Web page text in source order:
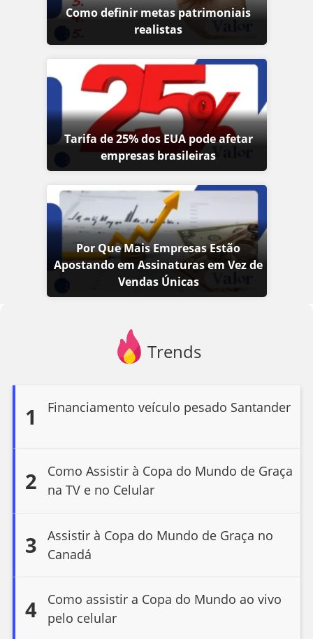
Como definir metas patrimoniais
realistas
Tarifa de 25% dos EUA pode afetar
empresas brasileiras
Por Que Mais Empresas Estão
Apostando em Assinaturas em Vez de
Vendas Únicas
Trends
1 Financiamento veículo pesado Santander
2
Como Assistir à Copa do Mundo de Graça
na TV e no Celular
3
Assistir à Copa do Mundo de Graça no
Canadá
4
Como assistir a Copa do Mundo ao vivo
pelo celular